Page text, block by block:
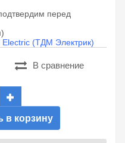
перед
Electric (ТДМ Электрик)
В сравнение
в корзину